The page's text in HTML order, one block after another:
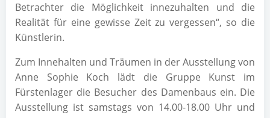
Betrachter die Möglichkeit innezuhalten und die
Realität für eine gewisse Zeit zu vergessen“, so die
Künstlerin.
Zum Innehalten und Träumen in der Ausstellung von
Anne Sophie Koch lädt die Gruppe Kunst im
Fürstenlager die Besucher des Damenbaus ein. Die
Ausstellung ist samstags von 14.00-18.00 Uhr und